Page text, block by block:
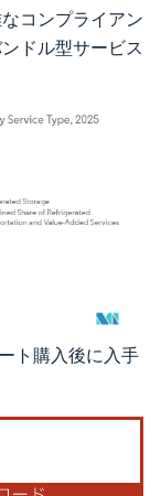
コンプライアン
ドル型サービス
示が必要です。
ト購入後に入手